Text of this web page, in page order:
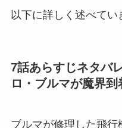
以下に詳しく述べてい
7話あらすじネタバ
ロ・ブルマが魔界到
ブルマが修理した飛